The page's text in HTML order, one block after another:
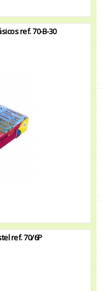
ref. 70-B-30
ref. 70/6P